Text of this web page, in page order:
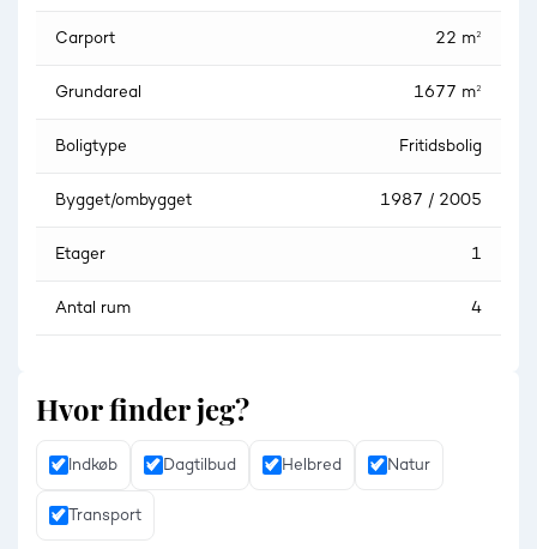
Carport 22 m²
Grundareal 1677 m²
Boligtype Fritidsbolig
Bygget/ombygget 1987 / 2005
Etager 1
Antal rum 4
Hvor finder jeg?
Indkøb Dagtilbud Helbred Natur
Transport